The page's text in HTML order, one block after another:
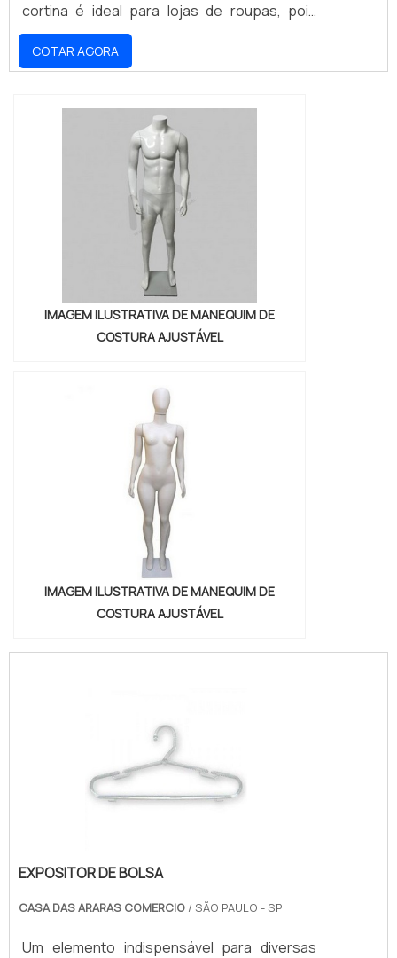
cortina é ideal para lojas de roupas, pois
oferece aos clientes um ambiente seguro e
aconchegante para experimentar as peças.
Além disso, o provador cortina é fácil de
compra ainda mais agradável.
COTAR AGORA
IMAGEM ILUSTRATIVA DE MANEQUIM DE
COSTURA AJUSTÁVEL
IMAGEM ILUSTRATIVA DE MANEQUIM DE
COSTURA AJUSTÁVEL
EXPOSITOR DE BOLSA
CASA DAS ARARAS COMERCIO / SÃO PAULO - SP
Um elemento indispensável para diversas